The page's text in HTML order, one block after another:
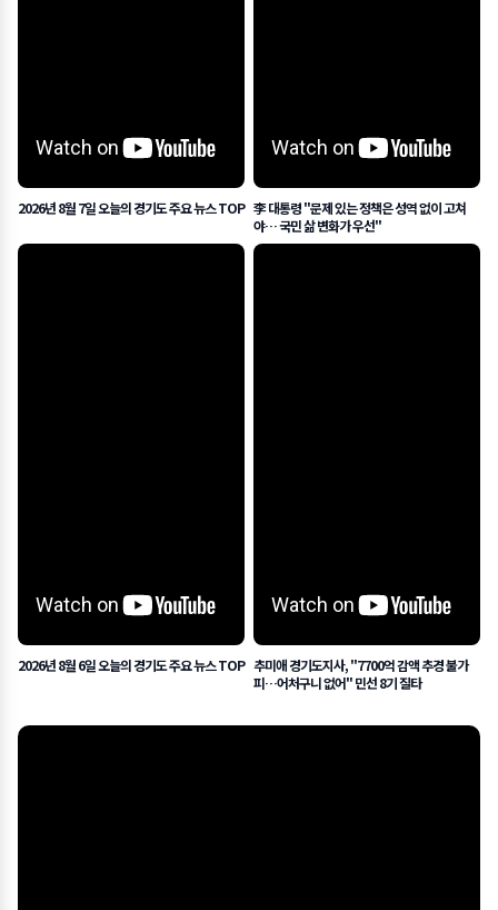
2026년 8월 7일 오늘의 경기도 주요 뉴스 TOP 李 대통령 "문제 있는 정책은 성역 없이 고쳐
야… 국민 삶 변화가 우선"
2026년 8월 6일 오늘의 경기도 주요 뉴스 TOP 추미애 경기도지사, "7700억 감액 추경 불가
피…어처구니 없어" 민선 8기 질타